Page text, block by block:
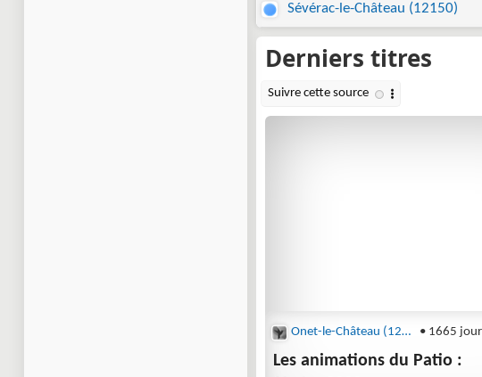
Sévérac-le-Château (12150)
Onet-le-Château (12850) • 1665
Les animations du Patio :